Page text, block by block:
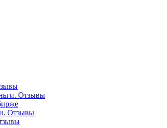
Отзывы
Отзывы